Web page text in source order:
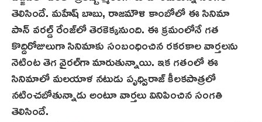
తెలిసిందే. మహేష్ బాబు, రాజమౌళి కాంబోలో ఈ సినిమా
పాన్ వ‌ర‌ల్డ్ రేంజ్‌లో తెర‌కెక్కనుంది. ఈ క్రమంలోనే గత
కొద్దిరోజులుగా సినిమాకు సంబంధించిన రకరకాల వార్తలను
నెటింట తెగ వైరల్‌గా మారుతున్నాయి. ఇక గతంలో ఈ
సినిమాలో మలయాళ న‌టుడు పృధ్విరాజ్‌ కీలకపాత్రలో
నటించబోతున్నాడు అంటూ వార్తలు వినిపించిన సంగతి
తెలిసిందే.